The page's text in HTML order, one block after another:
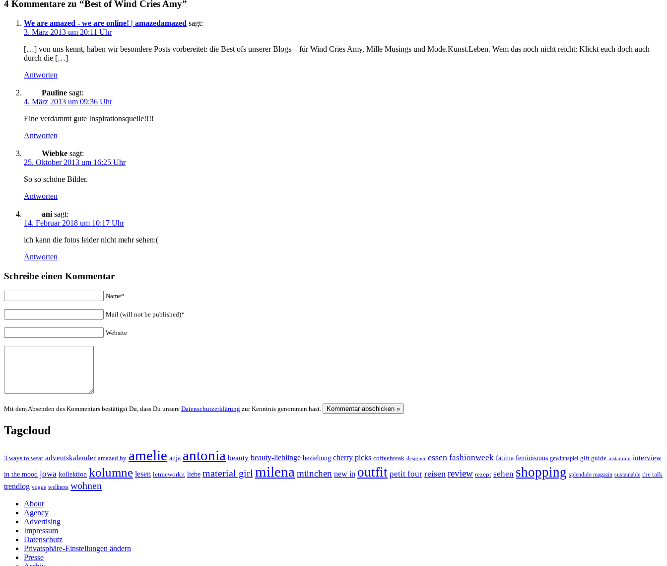
4 Kommentare zu “Best of Wind Cries Amy”
We are amazed - we are online! | amazedamazed sagt:
3. März 2013 um 20:11 Uhr
[…] von uns kennt, haben wir besondere Posts vorbereitet: die Best ofs unserer Blogs – für Wind Cries Amy, Mille Musings und Mode.Kunst.Leben. Wem das noch nicht reicht: Klickt euch doch auch
durch die […]
Antworten
Pauline sagt:
4. März 2013 um 09:36 Uhr
Eine verdammt gute Inspirationsquelle!!!!
Antworten
Wiebke sagt:
25. Oktober 2013 um 16:25 Uhr
So so schöne Bilder.
Antworten
ani sagt:
14. Februar 2018 um 10:17 Uhr
ich kann die fotos leider nicht mehr sehen:(
Antworten
Schreibe einen Kommentar
Name*
Mail (will not be published)*
Website
Mit dem Absenden des Kommentars bestätigst Du, dass Du unsere Datenschutzerklärung zur Kenntnis genommen hast.
Tagcloud
3 ways to wear adventskalender amazed by amelie anja antonia beauty beauty-lieblinge beziehung cherry picks coffeebreak designer essen fashionweek fatima feminismus gewinnspiel gift guide instagram interview
in the mood jowa kollektion kolumne lesen letmeworkit liebe material girl milena münchen new in outfit petit four reisen review rezept sehen shopping splendido magazin sustainable the talk
trendlog vogue wellness wohnen
About
Agency
Advertising
Impressum
Datenschutz
Privatsphäre-Einstellungen ändern
Presse